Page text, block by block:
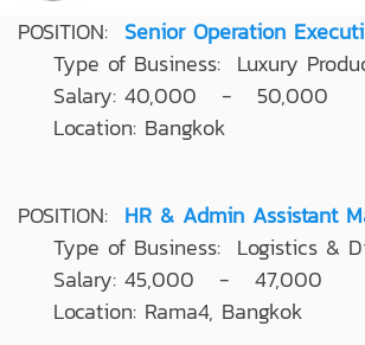
POSITION: Senior Operation
Type of Business: Luxury
Salary: 40,000 - 50,000
Location: Bangkok
POSITION: HR & Admin Assistant
Type of Business: Logistics &
Salary: 45,000 - 47,000
Location: Rama4, Bangkok